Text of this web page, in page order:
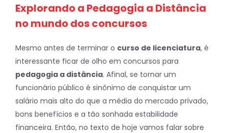
Explorando a Pedagogia a Distância
no mundo dos concursos
Mesmo antes de terminar o curso de licenciatura, é
interessante ficar de olho em concursos para
pedagogia a distância. Afinal, se tornar um
funcionário público é sinônimo de conquistar um
salário mais alto do que a média do mercado privado,
bons benefícios e a tão sonhada estabilidade
financeira. Então, no texto de hoje vamos falar sobre